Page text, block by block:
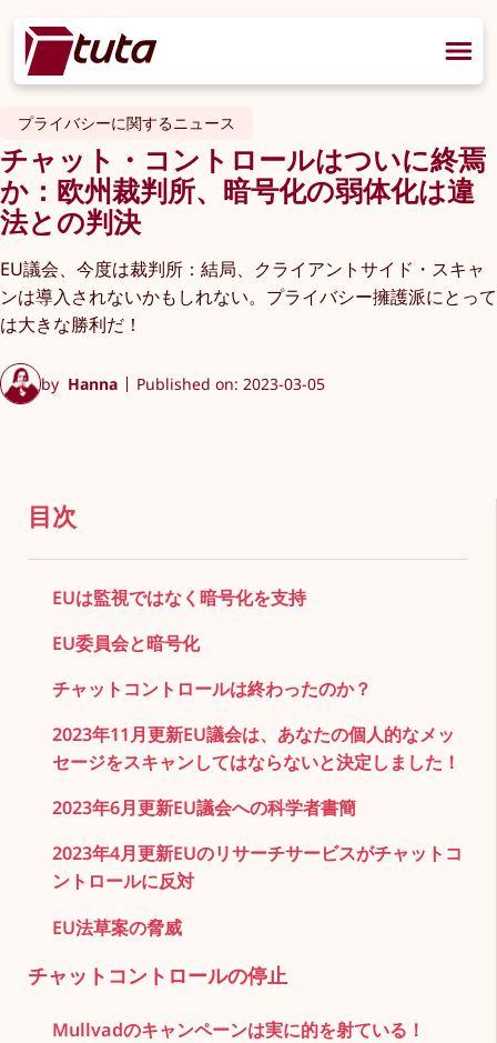
プライバシーに関するニュース
チャット・コントロールはついに終焉
か：欧州裁判所、暗号化の弱体化は違
法との判決
EU議会、今度は裁判所：結局、クライアントサイド・スキャ
ンは導入されないかもしれない。プライバシー擁護派にとって
は大きな勝利だ！
by Hanna Published on: 2023-03-05
目次
EUは監視ではなく暗号化を支持
EU委員会と暗号化
チャットコントロールは終わったのか？
2023年11月更新EU議会は、あなたの個人的なメッ
セージをスキャンしてはならないと決定しました！
2023年6月更新EU議会への科学者書簡
2023年4月更新EUのリサーチサービスがチャットコ
ントロールに反対
EU法草案の脅威
チャットコントロールの停止
Mullvadのキャンペーンは実に的を射ている！